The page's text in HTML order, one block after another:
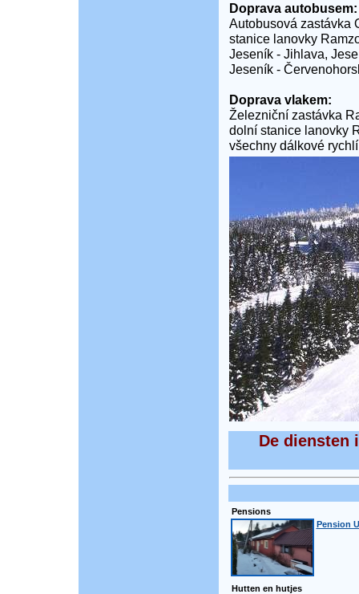
Doprava autobusem:
Autobusová zastávka
stanice lanovky
Jeseník - Jihlava,
Jeseník -
Doprava vlakem:
Železniční zastávka
dolní stanice lanovky
všechny dálkové
De diensten
Pensions
Pension
Hutten en hutjes